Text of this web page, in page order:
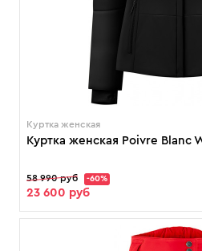
Куртка женская
Куртка женская Poivre Blanc
58 990 руб -60%
23 600 руб